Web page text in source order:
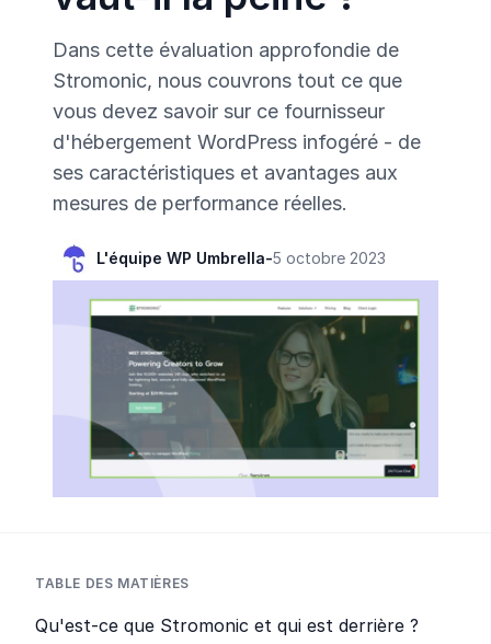
Dans cette évaluation approfondie de
Stromonic, nous couvrons tout ce que
vous devez savoir sur ce fournisseur
d'hébergement WordPress infogéré - de
ses caractéristiques et avantages aux
mesures de performance réelles.
L'équipe WP Umbrella-5 octobre 2023
TABLE DES MATIÈRES
Qu'est-ce que Stromonic et qui est derrière ?